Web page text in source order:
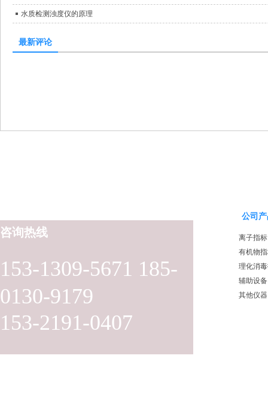
水质检测浊度仪的原理
最新评论
153-1309-5671 185-
0130-9179
153-2191-0407
咨询热线
公司
离子指标
有机物
理化消
辅助设备
其他仪器